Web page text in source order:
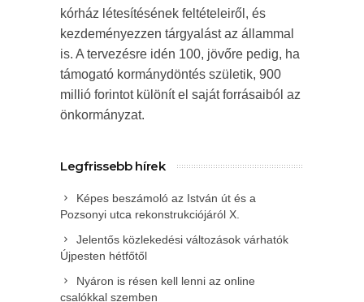
kórház létesítésének feltételeiről, és
kezdeményezzen tárgyalást az állammal
is. A tervezésre idén 100, jövőre pedig, ha
támogató kormánydöntés születik, 900
millió forintot különít el saját forrásaiból az
önkormányzat.
Legfrissebb hírek
Képes beszámoló az István út és a
Pozsonyi utca rekonstrukciójáról X.
Jelentős közlekedési változások várhatók
Újpesten hétfőtől
Nyáron is résen kell lenni az online
csalókkal szemben